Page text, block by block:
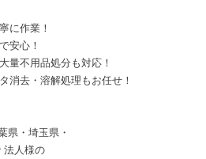
に作業！
安心！
量不用品処分も対応！
消去・溶解処理もお任せ！
県・埼玉県・
法人様の